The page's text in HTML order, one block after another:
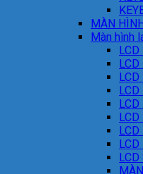
MÀN
Màn hình
LCD
LCD
LCD